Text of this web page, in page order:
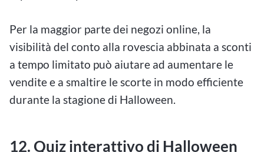
Per la maggior parte dei negozi online, la
visibilità del conto alla rovescia abbinata a sconti
a tempo limitato può aiutare ad aumentare le
vendite e a smaltire le scorte in modo efficiente
durante la stagione di Halloween.
12. Quiz interattivo di Halloween